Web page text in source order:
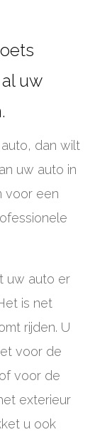
uw
dan wilt
uw auto in
voor een
uw auto er
is net
rijden. U
voor de
voor de
exterieur
u ook